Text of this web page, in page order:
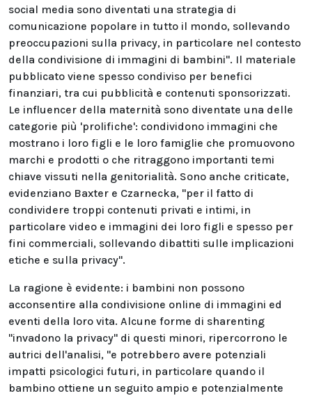
social media sono diventati una strategia di
comunicazione popolare in tutto il mondo, sollevando
preoccupazioni sulla privacy, in particolare nel contesto
della condivisione di immagini di bambini". Il materiale
pubblicato viene spesso condiviso per benefici
finanziari, tra cui pubblicità e contenuti sponsorizzati.
Le influencer della maternità sono diventate una delle
categorie più 'prolifiche': condividono immagini che
mostrano i loro figli e le loro famiglie che promuovono
marchi e prodotti o che ritraggono importanti temi
chiave vissuti nella genitorialità. Sono anche criticate,
evidenziano Baxter e Czarnecka, "per il fatto di
condividere troppi contenuti privati e intimi, in
particolare video e immagini dei loro figli e spesso per
fini commerciali, sollevando dibattiti sulle implicazioni
etiche e sulla privacy".
La ragione è evidente: i bambini non possono
acconsentire alla condivisione online di immagini ed
eventi della loro vita. Alcune forme di sharenting
"invadono la privacy" di questi minori, ripercorrono le
autrici dell'analisi, "e potrebbero avere potenziali
impatti psicologici futuri, in particolare quando il
bambino ottiene un seguito ampio e potenzialmente